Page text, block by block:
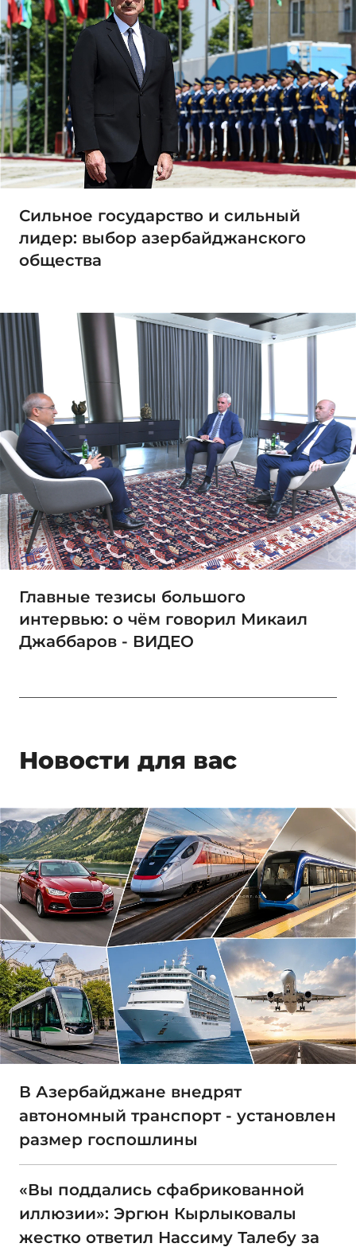
Сильное государство и сильный
лидер: выбор азербайджанского
общества
Главные тезисы большого
интервью: о чём говорил Микаил
Джаббаров - ВИДЕО
Новости для вас
В Азербайджане внедрят
автономный транспорт - установлен
размер госпошлины
«Вы поддались сфабрикованной
иллюзии»: Эргюн Кырлыковалы
жестко ответил Нассиму Талебу за